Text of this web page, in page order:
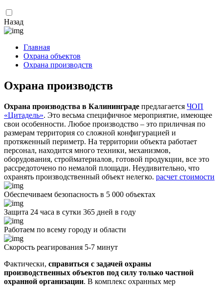
Назад
Главная
Охрана объектов
Охрана производств
Охрана производств
Охрана производства в Калининграде предлагается ЧОП
«Цитадель». Это весьма специфичное мероприятие, имеющее
свои особенности. Любое производство – это приличная по
размерам территория со сложной конфигурацией и
протяженный периметр. На территории объекта работает
персонал, находится много техники, механизмов,
оборудования, стройматериалов, готовой продукции, все это
рассредоточено по немалой площади. Неудивительно, что
охранять производственный объект нелегко. расчет стоимости
Обеспечиваем безопасность в 5 000 объектах
Защита 24 часа в сутки 365 дней в году
Работаем по всему городу и области
Скорость реагирования 5-7 минут
Фактически, справиться с задачей охраны
производственных объектов под силу только частной
охранной организации. В комплекс охранных мер